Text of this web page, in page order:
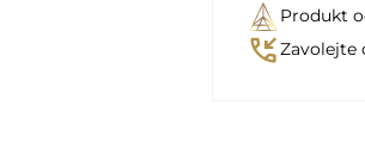
Produkt
phone_callbackZavolejte